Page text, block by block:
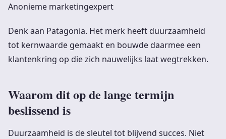
Anonieme marketingexpert
Denk aan Patagonia. Het merk heeft duurzaamheid
tot kernwaarde gemaakt en bouwde daarmee een
klantenkring op die zich nauwelijks laat wegtrekken.
Waarom dit op de lange termijn
beslissend is
Duurzaamheid is de sleutel tot blijvend succes. Niet